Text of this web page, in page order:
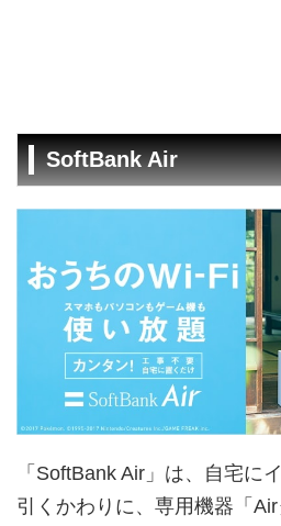
SoftBank Air
「SoftBank Air」は、自宅に
引くかわりに、専用機器「